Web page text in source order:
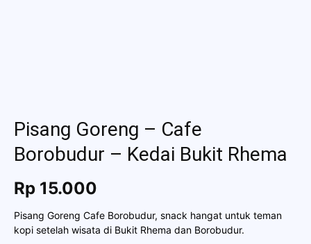
Pisang Goreng – Cafe
Borobudur – Kedai Bukit Rhema
Rp 15.000
Pisang Goreng Cafe Borobudur, snack hangat untuk teman
kopi setelah wisata di Bukit Rhema dan Borobudur.